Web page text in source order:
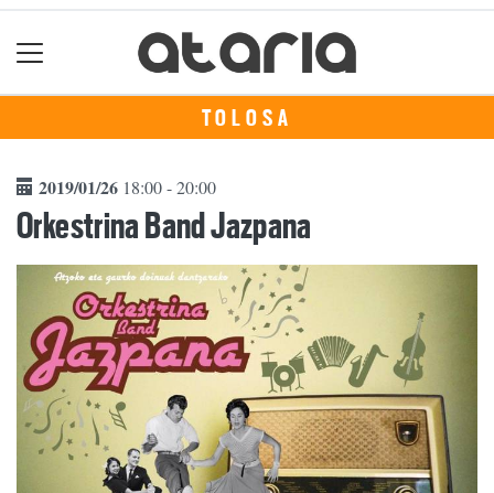
TOLOSA
2019/01/26 18:00 - 20:00
Orkestrina Band Jazpana